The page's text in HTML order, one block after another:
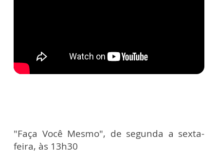
"Faça Você Mesmo", de segunda a sexta-
feira, às 13h30